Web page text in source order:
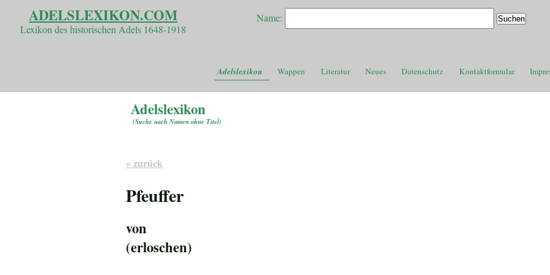
ADELSLEXIKON.COM
Lexikon des historischen Adels 1648-1918
Name:
Adelslexikon Wappen Literatur Neues Datenschutz Kontaktformular
Adelslexikon
(Suche nach Namen ohne Titel)
« zurück
Pfeuffer
von
(erloschen)